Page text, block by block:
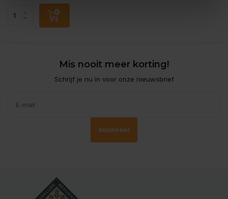
Mis nooit meer korting!
Schrijf je nu in voor onze nieuwsbrief
Abonneer